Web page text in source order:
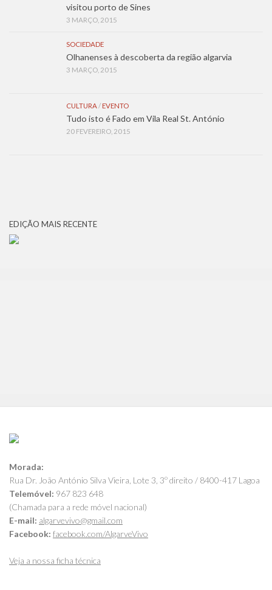
visitou porto de Sines
3 MARÇO, 2015
SOCIEDADE
Olhanenses à descoberta da região algarvia
3 MARÇO, 2015
CULTURA/ EVENTO
Tudo isto é Fado em Vila Real St. António
20 FEVEREIRO, 2015
EDIÇÃO MAIS RECENTE
Morada:
Rua Dr. João António Silva Vieira, Lote 3, 3º direito / 8400-417 Lagoa
Telemóvel: 967 823 648
(Chamada para a rede móvel nacional)
E-mail: algarvevivo@gmail.com
Facebook: facebook.com/AlgarveVivo
Veja a nossa ficha técnica